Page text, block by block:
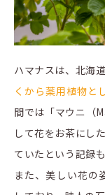
ハマナスは、北海
くから薬用植物と
間では「マウニ（
して花をお茶にし
ていたという記録
また、美しい花の